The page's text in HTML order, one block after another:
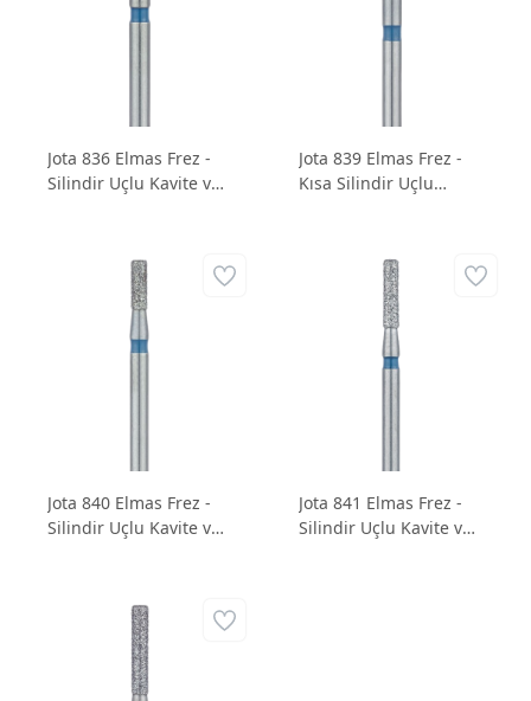
Jota 836 Elmas Frez -
Silindir Uçlu Kavite ve
Jota 839 Elmas Frez -
Kısa Silindir Uçlu
Jota 840 Elmas Frez -
Silindir Uçlu Kavite ve
Jota 841 Elmas Frez -
Silindir Uçlu Kavite ve